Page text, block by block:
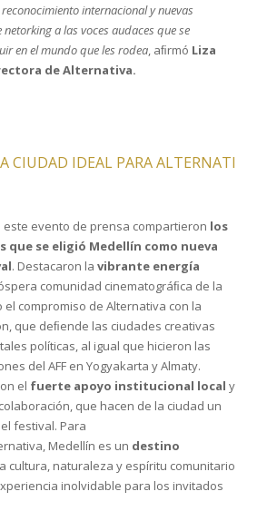
internacional y nuevas
a las voces audaces que se
en el mundo que les rodea, aﬁrmó Liza
de Alternativa.
CIUDAD IDEAL PARA ALTERNATI
este evento de prensa compartieron los
que se eligió Medellín como nueva
. Destacaron la vibrante energía
comunidad cinematográﬁca de la
el compromiso de Alternativa con la
que deﬁende las ciudades creativas
políticas, al igual que hicieron las
del AFF en Yogyakarta y Almaty.
el fuerte apoyo institucional local y
que hacen de la ciudad un
festival. Para
Medellín es un destino
cultura, naturaleza y espíritu comunitario
inolvidable para los invitados